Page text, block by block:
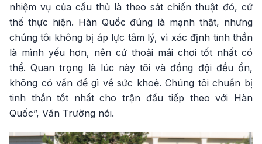
nhiệm vụ của cầu thủ là theo sát chiến thuật đó, cứ
thế thực hiện. Hàn Quốc đúng là mạnh thật, nhưng
chúng tôi không bị áp lực tâm lý, vì xác định tinh thần
là mình yếu hơn, nên cứ thoải mái chơi tốt nhất có
thể. Quan trọng là lúc này tôi và đồng đội đều ổn,
không có vấn đề gì về sức khoẻ. Chúng tôi chuẩn bị
tinh thần tốt nhất cho trận đấu tiếp theo với Hàn
Quốc”, Văn Trường nói.